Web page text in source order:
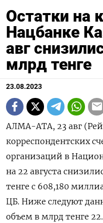
Остатки на
Нацбанке
авг
млрд тенге
23.08.2023
АЛМА-АТА, 23 авг
корреспондентских
организаций в
на 22 августа
тенге с 608,180
ЦБ. Ниже следуют
объем в млрд тенге